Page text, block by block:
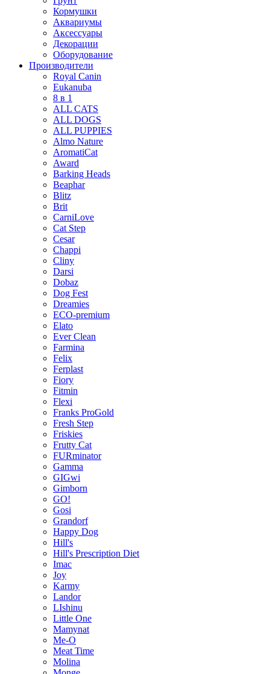
Кормушки
Аквариумы
Аксессуары
Декорации
Оборудование
Производители
Royal Canin
Eukanuba
8 в 1
ALL CATS
ALL DOGS
ALL PUPPIES
Almo Nature
AromatiCat
Award
Barking Heads
Beaphar
Blitz
Brit
CarniLove
Cat Step
Cesar
Chappi
Cliny
Darsi
Dobaz
Dog Fest
Dreamies
ECO-premium
Elato
Ever Clean
Farmina
Felix
Ferplast
Fiory
Fitmin
Flexi
Franks ProGold
Fresh Step
Friskies
Frutty Cat
FURminator
Gamma
GIGwi
Gimborn
GO!
Gosi
Grandorf
Happy Dog
Hill's
Hill's Prescription Diet
Imac
Joy
Karmy
Landor
LIshinu
Little One
Mamynat
Me-O
Meat Time
Molina